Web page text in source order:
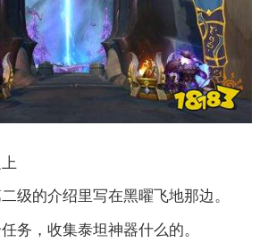
级的介绍里写在黑曜飞地那边。
务，收集泰坦神器什么的。